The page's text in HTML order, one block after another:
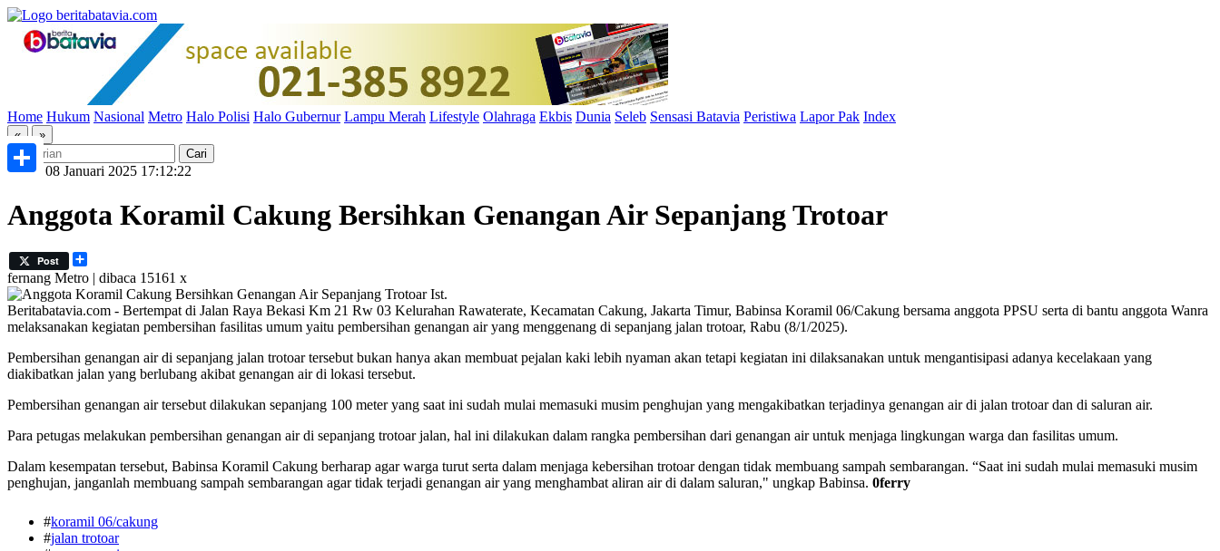
Home Hukum Nasional Metro Halo Polisi Halo Gubernur Lampu Merah Lifestyle Olahraga Ekbis Dunia Seleb Sensasi Batavia Peristiwa Lapor Pak Index
« »
Rabu, 08 Januari 2025 17:12:22
Anggota Koramil Cakung Bersihkan Genangan Air Sepanjang Trotoar
Post
fernang Metro | dibaca 15161 x
Ist.
Beritabatavia.com - Bertempat di Jalan Raya Bekasi Km 21 Rw 03 Kelurahan Rawaterate, Kecamatan Cakung, Jakarta Timur, Babinsa Koramil 06/Cakung bersama anggota PPSU serta di bantu anggota Wanra
melaksanakan kegiatan pembersihan fasilitas umum yaitu pembersihan genangan air yang menggenang di sepanjang jalan trotoar, Rabu (8/1/2025).
Pembersihan genangan air di sepanjang jalan trotoar tersebut bukan hanya akan membuat pejalan kaki lebih nyaman akan tetapi kegiatan ini dilaksanakan untuk mengantisipasi adanya kecelakaan yang
diakibatkan jalan yang berlubang akibat genangan air di lokasi tersebut.
Pembersihan genangan air tersebut dilakukan sepanjang 100 meter yang saat ini sudah mulai memasuki musim penghujan yang mengakibatkan terjadinya genangan air di jalan trotoar dan di saluran air.
Para petugas melakukan pembersihan genangan air di sepanjang trotoar jalan, hal ini dilakukan dalam rangka pembersihan dari genangan air untuk menjaga lingkungan warga dan fasilitas umum.
Dalam kesempatan tersebut, Babinsa Koramil Cakung berharap agar warga turut serta dalam menjaga kebersihan trotoar dengan tidak membuang sampah sembarangan. “Saat ini sudah mulai memasuki musim
penghujan, janganlah membuang sampah sembarangan agar tidak terjadi genangan air yang menghambat aliran air di dalam saluran," ungkap Babinsa. 0ferry
#koramil 06/cakung
#jalan trotoar